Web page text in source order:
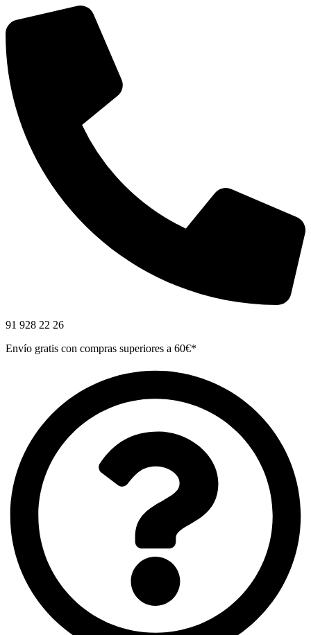
91 928 22 26
Envío gratis con compras superiores a 60€*